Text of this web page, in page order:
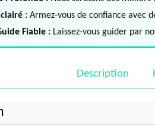
: Armez-vous de confiance avec
Fiable : Laissez-vous guider par
Description